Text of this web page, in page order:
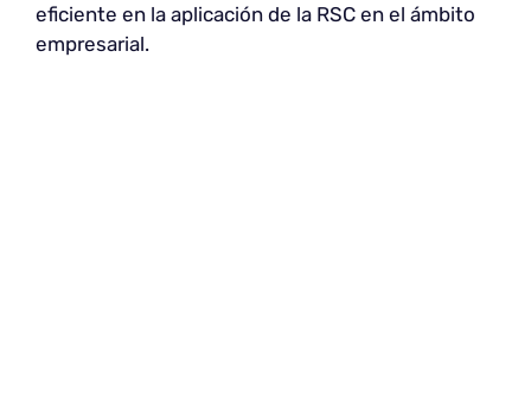
eficiente en la aplicación de la RSC en el ámbito
empresarial.